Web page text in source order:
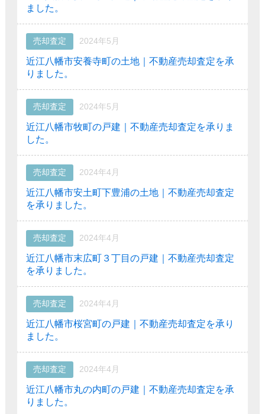
ました。
売却査定 2024年5月
近江八幡市安養寺町の土地｜不動産売却査定を承
りました。
売却査定 2024年5月
近江八幡市牧町の戸建｜不動産売却査定を承りま
した。
売却査定 2024年4月
近江八幡市安土町下豊浦の土地｜不動産売却査定
を承りました。
売却査定 2024年4月
近江八幡市末広町３丁目の戸建｜不動産売却査定
を承りました。
売却査定 2024年4月
近江八幡市桜宮町の戸建｜不動産売却査定を承り
ました。
売却査定 2024年4月
近江八幡市丸の内町の戸建｜不動産売却査定を承
りました。